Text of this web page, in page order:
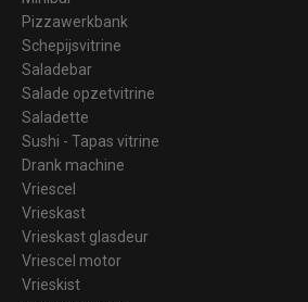
Pizzawerkbank
Schepijsvitrine
Saladebar
Salade opzetvitrine
Saladette
Sushi - Tapas vitrine
Drank machine
Vriescel
Vrieskast
Vrieskast glasdeur
Vriescel motor
Vrieskist